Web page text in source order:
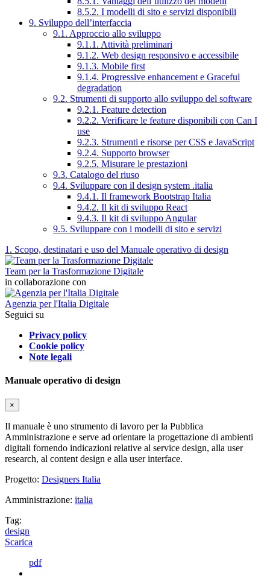
8.5.2. I modelli di sito e servizi disponibili
9. Sviluppo dell’interfaccia
9.1. Approccio allo sviluppo
9.1.1. Attività preliminari
9.1.2. Web design responsivo e accessibile
9.1.3. Mobile first
9.1.4. Progressive enhancement e Graceful
degradation
9.2. Strumenti di supporto allo sviluppo del software
9.2.1. Feature detection
9.2.2. Verificare le feature disponibili con Can I
use
9.2.3. Strumenti e risorse per CSS e JavaScript
9.2.4. Supporto browser
9.2.5. Misurare le prestazioni
9.3. Catalogo del riuso
9.4. Sviluppare con il design system .italia
9.4.1. Il framework Bootstrap Italia
9.4.2. Il kit di sviluppo React
9.4.3. Il kit di sviluppo Angular
9.5. Sviluppare con i modelli di sito e servizi
1. Scopo, destinatari e uso del Manuale operativo di design
Team per la Trasformazione Digitale
in collaborazione con
Agenzia per l'Italia Digitale
Seguici su
Privacy policy
Cookie policy
Note legali
Manuale operativo di design
×
Il manuale è uno strumento di lavoro per la Pubblica
Amministrazione e serve ad orientare la progettazione di ambienti
digitali fornendo indicazioni relative al service design, alla user
research, al content design e alla user interface.
Progetto: Designers Italia
Amministrazione: italia
Tag:
design
Scarica
pdf